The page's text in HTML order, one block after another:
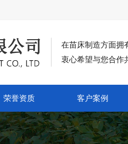
在苗床制造方面拥
衷心希望与您合作
荣誉资质 客户案例